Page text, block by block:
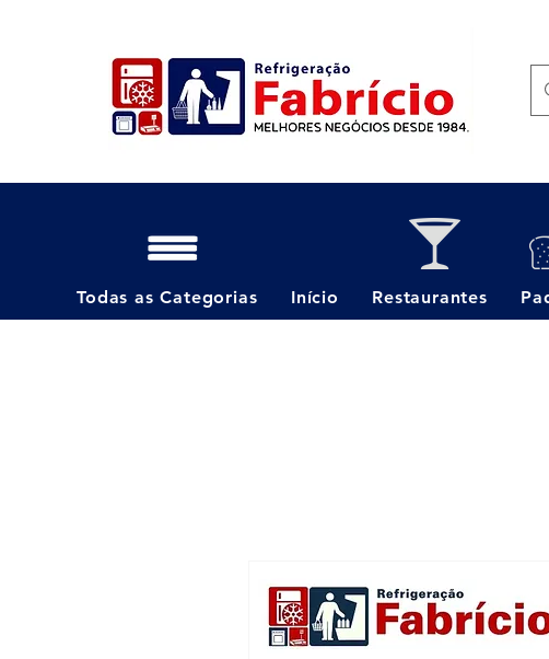
Todas as Categorias Início Restaurantes